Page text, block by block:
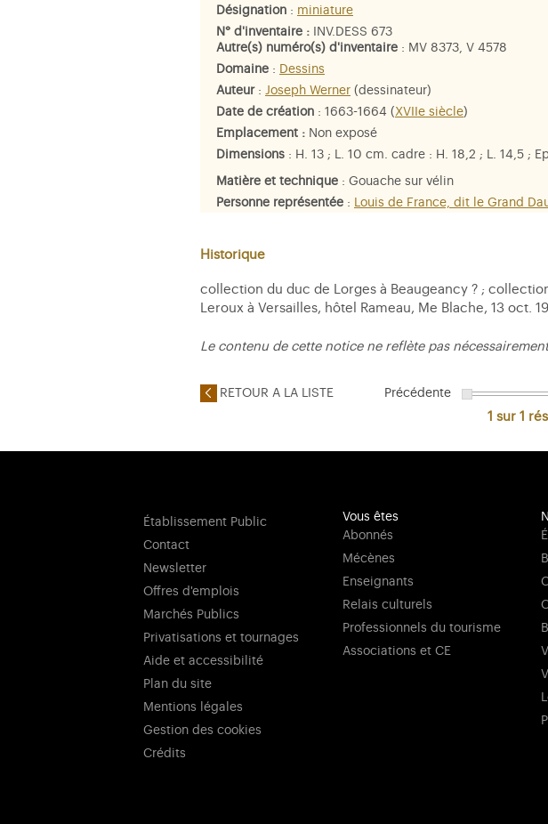
Désignation : miniature
N° d'inventaire : INV.DESS 673
Autre(s) numéro(s) d'inventaire : MV 8373, V 4578
Domaine : Dessins
Auteur: Joseph Werner (dessinateur)
Date de création : 1663-1664 ( XVIIe siècle)
Emplacement : Non exposé
Dimensions : H. 13 ; L. 10 cm. cadre : H. 18,2 ; L. 14,5 ;
Matière et technique : Gouache sur vélin
Personne représentée : Louis de France, dit le Grand
Historique
collection du duc de Lorges à Beaugeancy ? ;
Leroux à Versailles, hôtel Rameau, Me Blache, 13 oct.
Le contenu de cette notice ne reflète pas
RETOUR A LA LISTE Précédente
1 sur 1
Établissement Public
Contact
Newsletter
Offres d'emplois
Marchés Publics
Privatisations et tournages
Aide et accessibilité
Plan du site
Mentions légales
Gestion des cookies
Crédits
Vous êtes
Abonnés
Mécènes
Enseignants
Relais culturels
Professionnels du tourisme
Associations et CE